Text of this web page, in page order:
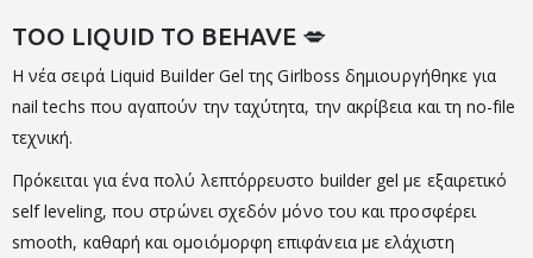
TOO LIQUID TO BEHAVE 💋
Η νέα σειρά Liquid Builder Gel τηςGirlboss δημιουργήθηκε για
nail techs που αγαπούν την ταχύτητα, την ακρίβεια και τη no-file
τεχνική.
Πρόκειται για ένα πολύ λεπτόρρευστο builder gel με εξαιρετικό
self leveling, που στρώνει σχεδόν μόνο του και προσφέρει
smooth, καθαρή και ομοιόμορφη επιφάνεια με ελάχιστη